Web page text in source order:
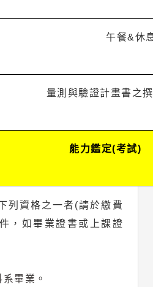
午餐&休
量測與驗證計畫書之
能力鑑定(考試)
列資格之一者(請於繳費
，如畢業證書或上課證
畢業。